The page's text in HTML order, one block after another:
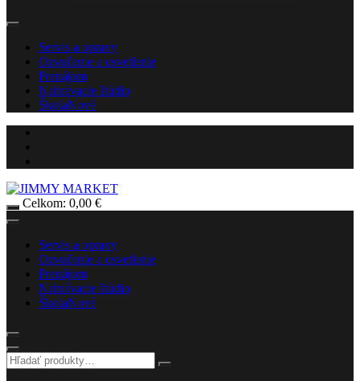
Servis a opravy
Ozvučenie a osvetlenie
Prenájom
Nahrávacie štúdio
ŠkolaNové
Celkom: 0,00 €
Servis a opravy
Ozvučenie a osvetlenie
Prenájom
Nahrávacie štúdio
ŠkolaNové